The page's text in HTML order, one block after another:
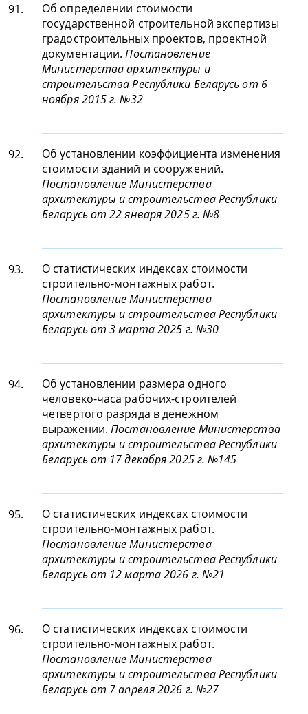
91.
Об определении стоимости
государственной строительной экспертизы
градостроительных проектов, проектной
документации.Постановление
Министерства архитектуры и
строительства Республики Беларусь от 6
ноября 2015 г. №32
92.
Об установлении коэффициента изменения
стоимости зданий и сооружений.
Постановление Министерства
архитектуры и строительства Республики
Беларусь от 22 января 2025 г. №8
93.
О статистических индексах стоимости
строительно-монтажных работ.
Постановление Министерства
архитектуры и строительства Республики
Беларусь от 3 марта 2025 г. №30
94.
Об установлении размера одного
человеко-часа рабочих-строителей
четвертого разряда в денежном
выражении.Постановление Министерства
архитектуры и строительства Республики
Беларусь от 17 декабря 2025 г. №145
95.
О статистических индексах стоимости
строительно-монтажных работ.
Постановление Министерства
архитектуры и строительства Республики
Беларусь от 12 марта 2026 г. №21
96.
О статистических индексах стоимости
строительно-монтажных работ.
Постановление Министерства
архитектуры и строительства Республики
Беларусь от 7 апреля 2026 г. №27